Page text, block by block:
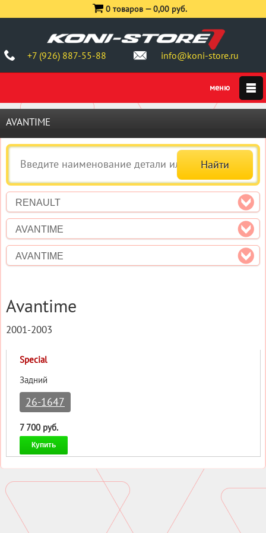
+7 (926) 887-55-88 info@koni-store.ru
0 товаров —0,00 руб.
AVANTIME
RENAULT
AVANTIME
AVANTIME
Avantime
2001-2003
Special
Задний
26-1647
7 700 руб.
Купить